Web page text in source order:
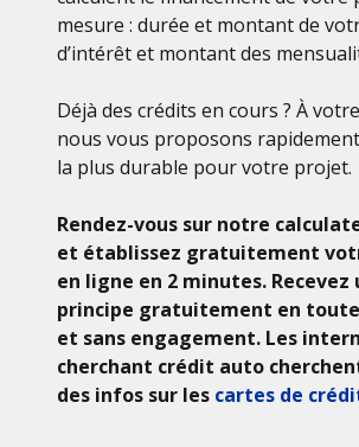
mesure : durée et montant de
d’intérêt et montant des
Déjà des crédits en cours ? À
nous vous proposons
la plus durable pour votre projet.
Rendez-vous sur notre
et établissez gratuitement
en ligne en 2 minutes. Recevez
principe gratuitement en
et sans engagement. Les
cherchant crédit auto
des infos sur les cartes de